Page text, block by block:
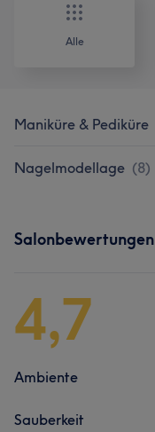
Alle
Maniküre & Pediküre
Nagelmodellage (8)
Salonbewertungen
4,7
Ambiente
Sauberkeit